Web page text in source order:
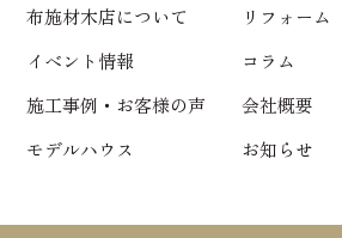
布施材木店について
イベント情報
施工事例・お客様の声
モデルハウス
リフォーム
コラム
会社概要
お知らせ